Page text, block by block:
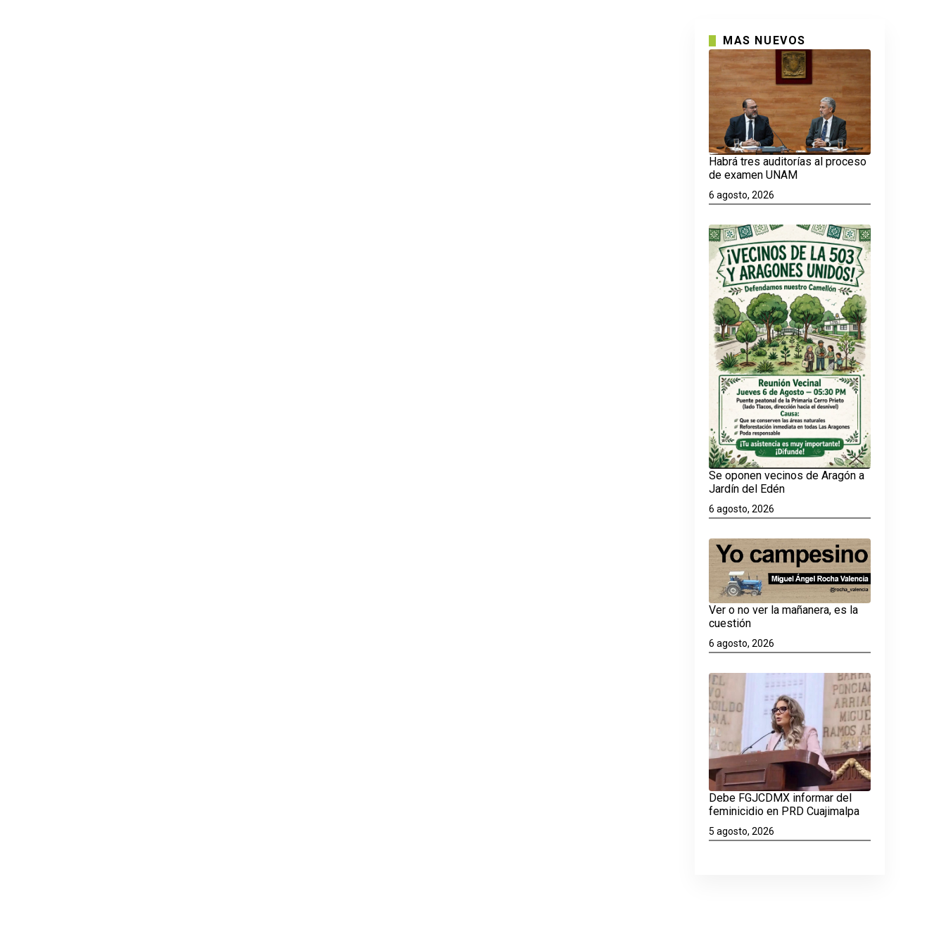
MAS NUEVOS
Habrá tres auditorías al proceso
de examen UNAM
6 agosto, 2026
Se oponen vecinos de Aragón a
Jardín del Edén
6 agosto, 2026
Ver o no ver la mañanera, es la
cuestión
6 agosto, 2026
Debe FGJCDMX informar del
feminicidio en PRD Cuajimalpa
5 agosto, 2026